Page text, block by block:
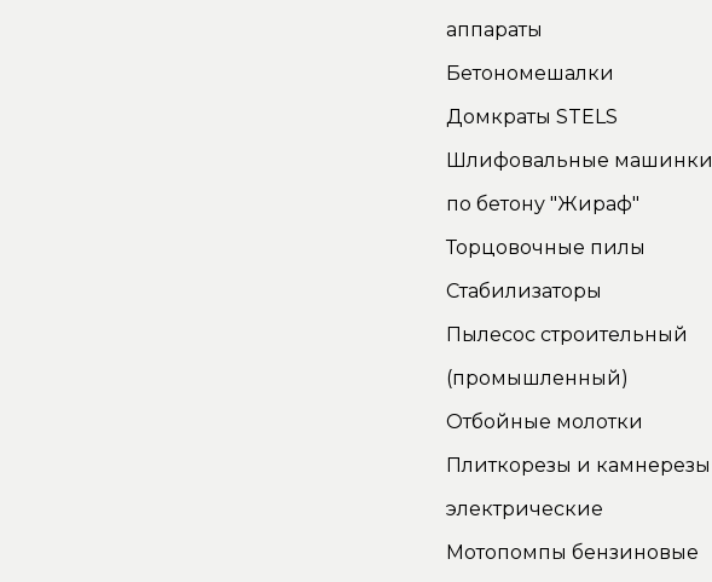
аппараты
Бетономешалки
Домкраты STELS
Шлифовальные машинки
по бетону "Жираф"
Торцовочные пилы
Стабилизаторы
Пылесос строительный
(промышленный)
Отбойные молотки
Плиткорезы и камнерезы
электрические
Мотопомпы бензиновые